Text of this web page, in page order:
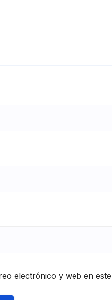
electrónico y web en